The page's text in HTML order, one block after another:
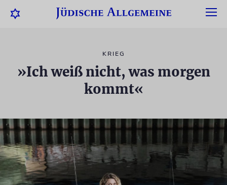
KRIEG
»Ich weiß nicht, was morgen
kommt«